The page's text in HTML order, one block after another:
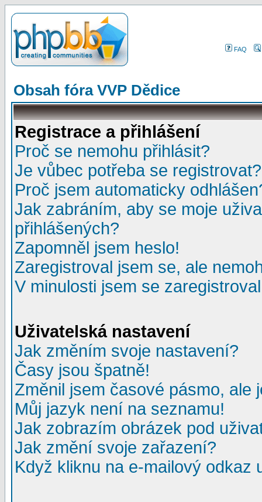
FAQ
Obsah fóra VVP Dědice
Registrace a přihlášení
Proč se nemohu přihlásit?
Je vůbec potřeba se registrovat?
Proč jsem automaticky
Jak zabráním, aby se moje
přihlášených?
Zapomněl jsem heslo!
Zaregistroval jsem se, ale
V minulosti jsem se
Uživatelská nastavení
Jak změním svoje nastavení?
Časy jsou špatně!
Změnil jsem časové pásmo, ale
Můj jazyk není na seznamu!
Jak zobrazím obrázek pod
Jak změní svoje zařazení?
Když kliknu na e-mailový odkaz